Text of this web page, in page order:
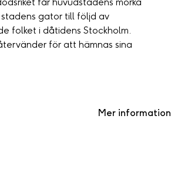
får huvudstadens mörka
gator till följd av
folket i dåtidens Stockholm.
för att hämnas sina
Mer information